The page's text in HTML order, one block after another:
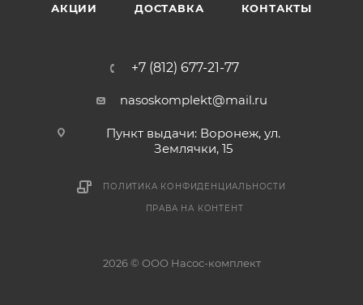
АКЦИИ ДОСТАВКА КОНТАКТЫ
+7 (812) 677-21-77
nasoskomplekt@mail.ru
Пункт выдачи: Воронеж, ул.
Землячки, 15
ПОЛИТИКА КОНФИДЕНЦИАЛЬНОСТИ
ПРАВА НА КОНТЕНТ
2026 © ООО Насос-комплект